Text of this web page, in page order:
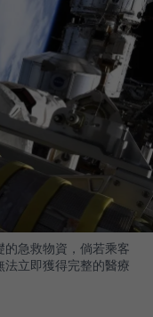
急救物資，倘若乘客
立即獲得完整的醫療